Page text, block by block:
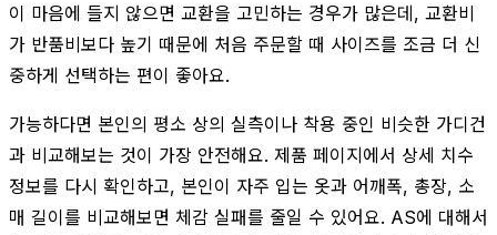
이 마음에 들지 않으면 교환을 고민하는 경우가 많은데, 교환비
가 반품비보다 높기 때문에 처음 주문할 때 사이즈를 조금 더 신
중하게 선택하는 편이 좋아요.
가능하다면 본인의 평소 상의 실측이나 착용 중인 비슷한 가디건
과 비교해보는 것이 가장 안전해요. 제품 페이지에서 상세 치수
정보를 다시 확인하고, 본인이 자주 입는 옷과 어깨폭, 총장, 소
매 길이를 비교해보면 체감 실패를 줄일 수 있어요. AS에 대해서